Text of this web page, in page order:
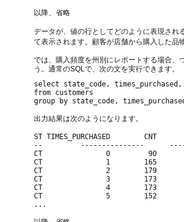
以降、省略
データが、値の行としてどのように表現され
て表示されます。顧客が店舗から購入した
では、購入頻度を州別にレポートする場合
う。通常のSQLで、次の文を実行できます。
select state_code,
from customers
出力結果は次のようになります。
ST TIMES_PURCHASED        CNT
--         ---------------
CT               0         90
CT               1        165
CT               2        179
CT               3        173
CT               4        173
CT               5        152
...